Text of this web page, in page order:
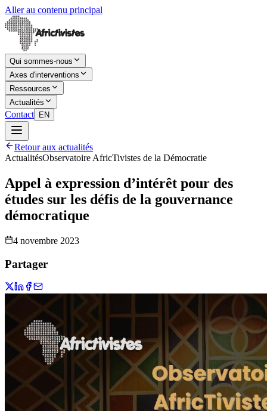
Aller au contenu principal
Qui sommes-nous
Axes d'interventions
Ressources
Actualités
Contact EN
Retour aux actualités
ActualitésObservatoire AfricTivistes de la Démocratie
Appel à expression d’intérêt pour des
études sur les défis de la gouvernance
démocratique
4 novembre 2023
Partager